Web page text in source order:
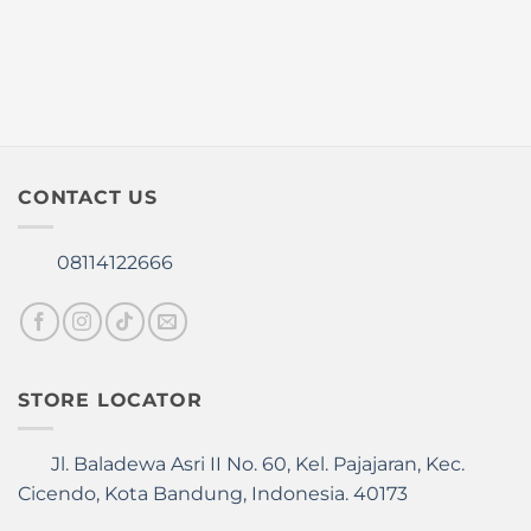
CONTACT US
08114122666
STORE LOCATOR
Jl. Baladewa Asri II No. 60, Kel. Pajajaran, Kec.
Cicendo, Kota Bandung, Indonesia. 40173